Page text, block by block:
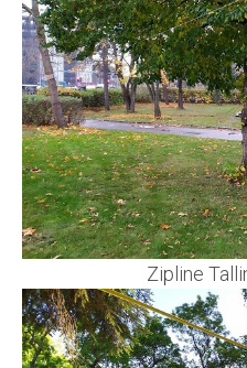
Zipline